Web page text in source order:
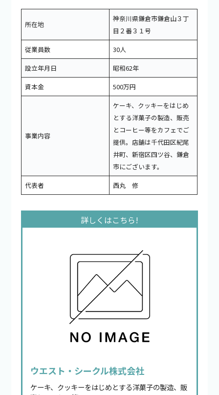
所在地
神奈川県鎌倉市鎌倉山３丁
目２番３１号
従業員数
30人
設立年月日
昭和62年
資本金
500万円
事業内容
ケーキ、クッキーをはじめ
とする洋菓子の製造、販売
とコーヒー等をカフェでご
提供。店舗は千代田区紀尾
井町、新宿区四ツ谷、鎌倉
市にございます。
代表者
西丸 修
ウエスト・シークル株式会社
ケーキ、クッキーをはじめとする洋菓子の製造、販